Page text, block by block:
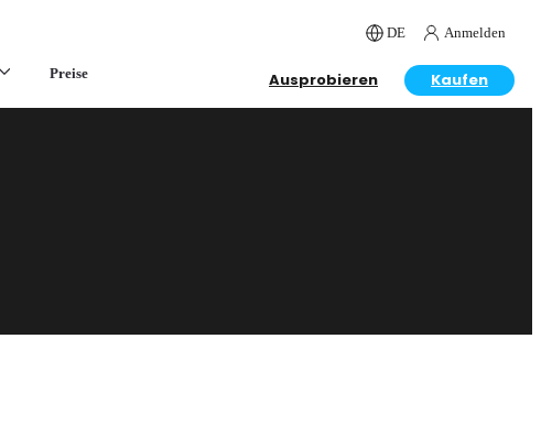
DE Anmelden
Preise Ausprobieren Kaufen